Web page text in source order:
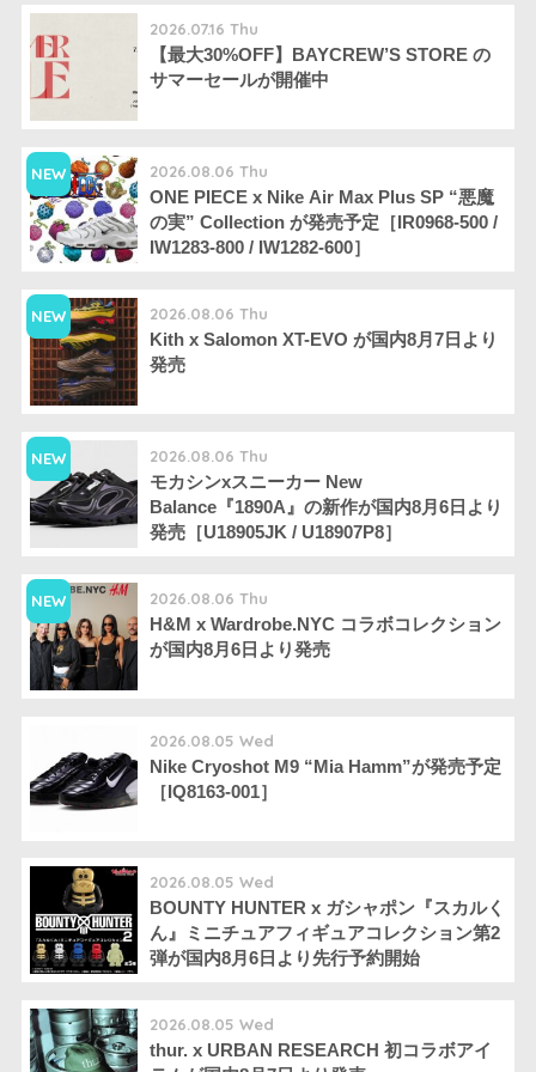
2026.07.16 Thu
【最大30%OFF】BAYCREW’S STORE の
サマーセールが開催中
2026.08.06 Thu
ONE PIECE x Nike Air Max Plus SP “悪魔
の実” Collection が発売予定［IR0968-500 /
IW1283-800 / IW1282-600］
NEW
2026.08.06 Thu
Kith x Salomon XT-EVO が国内8月7日より
発売
NEW
2026.08.06 Thu
モカシンxスニーカー New
Balance『1890A』の新作が国内8月6日より
発売［U18905JK / U18907P8］
NEW
2026.08.06 Thu
H&M x Wardrobe.NYC コラボコレクション
が国内8月6日より発売
NEW
2026.08.05 Wed
Nike Cryoshot M9 “Mia Hamm”が発売予定
［IQ8163-001］
2026.08.05 Wed
BOUNTY HUNTER x ガシャポン『スカルく
ん』ミニチュアフィギュアコレクション第2
弾が国内8月6日より先行予約開始
2026.08.05 Wed
thur. x URBAN RESEARCH 初コラボアイ